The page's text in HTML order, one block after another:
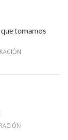
tomamos